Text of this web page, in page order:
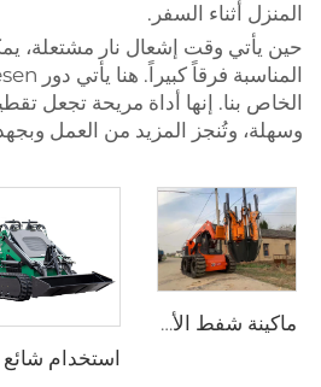
المنزل أثناء السفر.
حين يأتي وقت إشعال نار مشتعلة،
الخاص بنا. إنها أداة مريحة تجعل
وسهلة، وتُنجز المزيد من العمل
ماكينة شفط الأشجار الممتازة للزراعة الفعالة للأشجار